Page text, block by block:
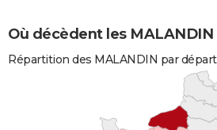
Où décèdent les MALANDIN
Répartition des MALANDIN par